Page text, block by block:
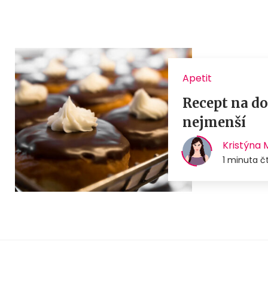
Apetit
Recept na
nejmenší
Kristýna
1 minuta